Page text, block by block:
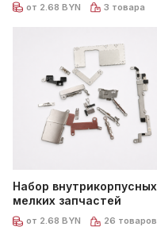
от 2.68 BYN 3 товара
Набор внутрикорпусных
мелких запчастей
от 2.68 BYN 26 товаров